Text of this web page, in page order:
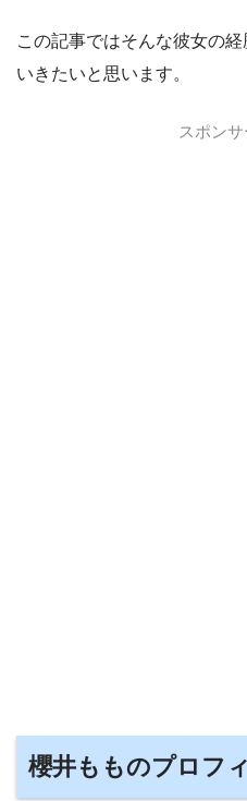
この記事ではそんな彼女の
いきたいと思います。
スポン
櫻井もものプロフ